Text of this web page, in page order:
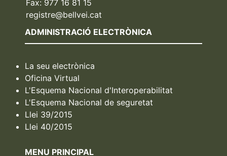
Fax: 977 16 81 15
registre@bellvei.cat
ADMINISTRACIÓ ELECTRÒNICA
La seu electrònica
Oficina Virtual
L'Esquema Nacional d'Interoperabilitat
L'Esquema Nacional de seguretat
Llei 39/2015
Llei 40/2015
MENU PRINCIPAL